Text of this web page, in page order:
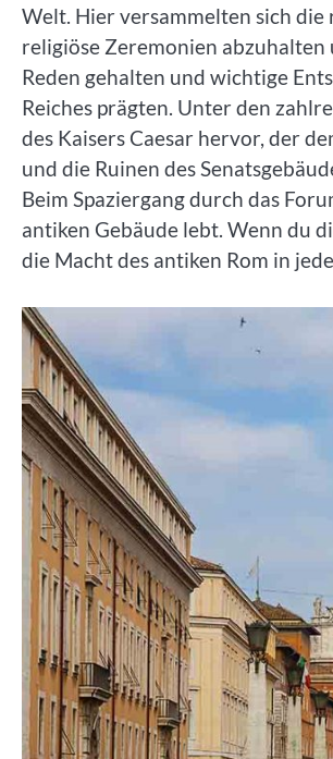
Welt. Hier versammelten sich die
religiöse Zeremonien abzuhalten
Reden gehalten und wichtige
Reiches prägten. Unter den
des Kaisers Caesar hervor, der
und die Ruinen des
Beim Spaziergang durch das
antiken Gebäude lebt. Wenn du
die Macht des antiken Rom in